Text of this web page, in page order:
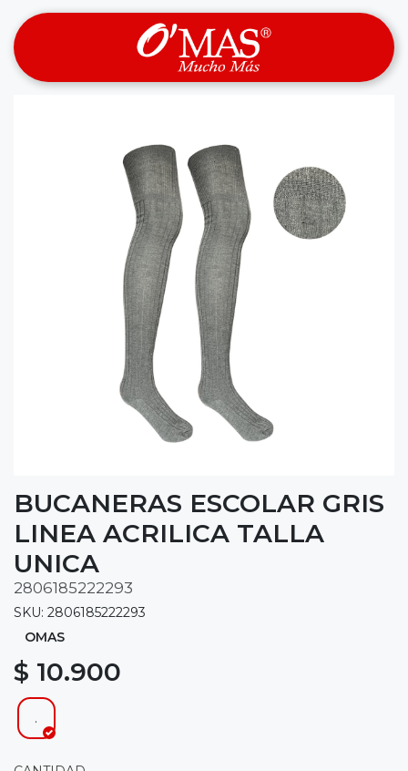
BUCANERAS ESCOLAR GRIS
LINEA ACRILICA TALLA
UNICA
2806185222293
SKU: 2806185222293
OMAS
$ 10.900
.